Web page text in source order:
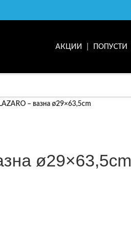
АКЦИИ ПОПУСТИ
– вазна ø29×63,5cm
ø29×63,5cm